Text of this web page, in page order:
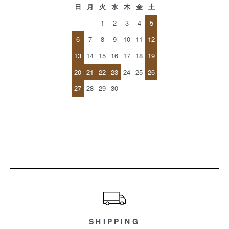
日 月 火 水 木 金
土
1
2 3 4
5
6
7 8 9 10 11
12
13 14 15 16 17 18 19
20 21 22 23 24 25 26
27 28 29 30
SHIPPING